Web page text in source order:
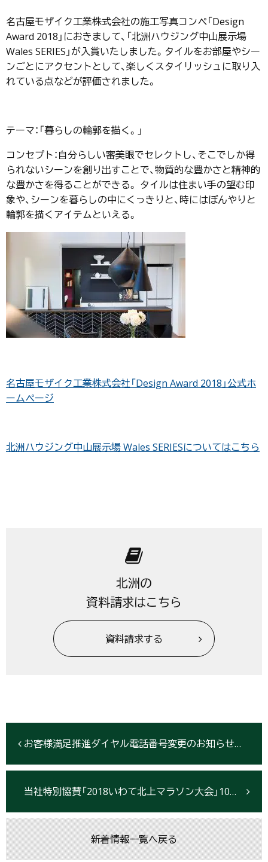
名古屋モザイク工業株式会社の施工写真コンペ「Design
Award 2018」におきまして、「北洲ハウジング中山展示場
Wales SERIES」が入賞いたしました。タイルをお部屋やシー
ンごとにアクセントとして、楽しくスタイリッシュに取り入
れている点などが評価されました。
テーマ：「暮らしの輪郭を描く。」
コンセプト：自分らしい審美眼でセレクトし、そこでしか得
られないシーンを創り出すことで、物質的な豊かさと精神的
な豊かさを得ることができる。 タイルは住まい手の望む印
象や、シーンを暮らしの中にくっきりと、時にはぼんやりと
輪郭を描くアイテムといえる。
名古屋モザイク工業株式会社「Design Award 2018」公式ホ
ームページ
北洲ハウジング中山展示場 Wales SERIESについてはこちら
北洲の
資料請求はこちら
資料請求する
お客様満足推進ダイヤル電話番号変更のお知らせ（9月1日より）
当社特別協賛「2018いわて北上マラソン大会」10月7日【開催中止】
新着情報一覧へ戻る